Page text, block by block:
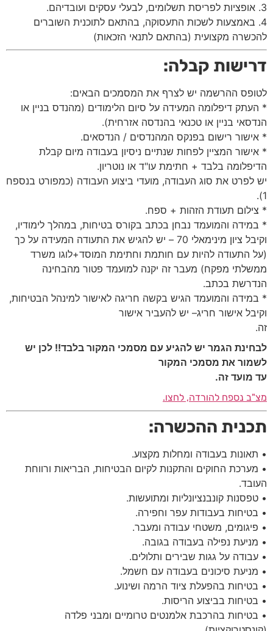
3. אופציות לפריסת תשלומים, לבעלי עסקים ועובדיהם.
4. באמצעות לשכות התעסוקה, בהתאם לתוכנית השוברים
להכשרה מקצועית (בהתאם לתנאי הזכאות)
דרישות קבלה:
לטופס ההרשמה יש לצרף את המסמכים הבאים:
* העתק דיפלומה המעידה על סיום הלימודים (מהנדס בניין או
הנדסאי בניין או טכנאי בהנדסה אזרחית).
* אישור רישום בפנקס המהנדסים / הנדסאים.
* אישור המציין לפחות שנתיים ניסיון בעבודה מיום קבלת
הדיפלומה בלבד + חתימת עו"ד או נוטריון.
יש לפרט את סוג העבודה, מועדי ביצוע העבודה (כמפורט בנספח
1).
* צילום תעודת הזהות + ספח.
* במידה והמועמד נבחן בכתב בקורס בטיחות, במהלך לימודיו,
וקיבל ציון מינימאלי 70 – יש להגיש את התעודה המעידה על כך
(על התעודה להיות עם חותמת וחתימת המוסד+לוגו משרד
ממשלתי מפקח) מעבר זה יקנה למועמד פטור מהבחינה
הנדרשת בכתב.
* במידה והמועמד הגיש בקשה חריגה לאישור למינהל הבטיחות,
וקיבל אישור חריג– יש להעביר אישור
זה.
לבחינת הגמר יש להגיע עם מסמכי המקור בלבד!! לכן יש
לשמור את מסמכי המקור
עד מועד זה.
מצ"ב נספח להורדה, לחצו.
תכנית ההכשרה:
• תאונות בעבודה ומחלות מקצוע.
• מערכת החוקים והתקנות לקיום הבטיחות, הבריאות ורווחת
העובד.
• טפסנות קונבנציונליות ומתועשות.
• בטיחות בעבודות עפר וחפירה.
• פיגומים, משטחי עבודה ומעבר.
• מניעת נפילה בעבודה בגובה.
• עבודה על גגות שבירים ותלולים.
• מניעת סיכונים בעבודה עם חשמל.
• בטיחות בהפעלת ציוד הרמה ושינוע.
• בטיחות בביצוע הריסות.
• בטיחות בהרכבת אלמנטים טרומיים ומבני פלדה